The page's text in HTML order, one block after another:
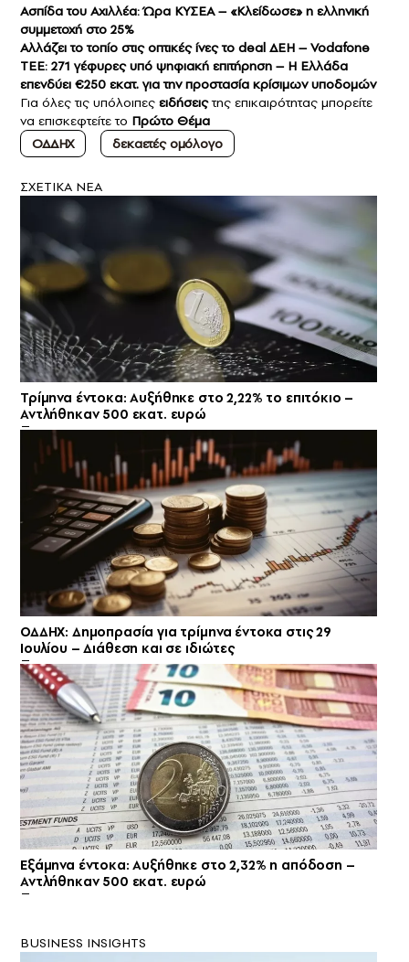
Ασπίδα του Αχιλλέα: Ώρα ΚΥΣΕΑ – «Κλείδωσε» η ελληνική
συμμετοχή στο 25%
Αλλάζει το τοπίο στις οπτικές ίνες το deal ΔΕΗ – Vodafone
ΤΕΕ: 271 γέφυρες υπό ψηφιακή επιτήρηση – Η Ελλάδα
επενδύει €250 εκατ. για την προστασία κρίσιμων υποδομών
Για όλες τις υπόλοιπες ειδήσειςτης επικαιρότητας μπορείτε
να επισκεφτείτε το Πρώτο Θέμα
ΟΔΔΗΧ
δεκαετές ομόλογο
ΣXETIKA NEA
Τρίμηνα έντοκα: Αυξήθηκε στο 2,22% το επιτόκιο –
Αντλήθηκαν 500 εκατ. ευρώ
ΟΔΔΗΧ: Δημοπρασία για τρίμηνα έντοκα στις 29
Ιουλίου – Διάθεση και σε ιδιώτες
Εξάμηνα έντοκα: Αυξήθηκε στο 2,32% η απόδοση –
Αντλήθηκαν 500 εκατ. ευρώ
BUSINESS INSIGHTS